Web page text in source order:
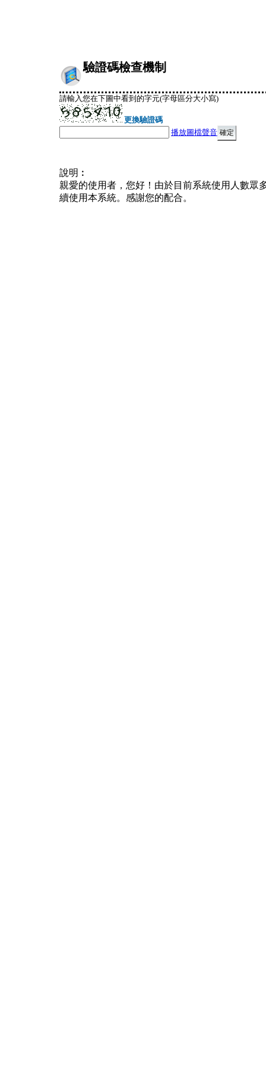
驗證碼檢查機制
請輸入您在下圖中看到的字元(字母區分大小寫)
更換驗證碼
播放圖檔聲音
說明︰
親愛的使用者，您好！由於目前系統使用人數眾
續使用本系統。感謝您的配合。